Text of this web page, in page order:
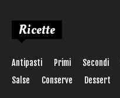
Ricette
Antipasti Primi Secondi
Salse
Conserve Dessert